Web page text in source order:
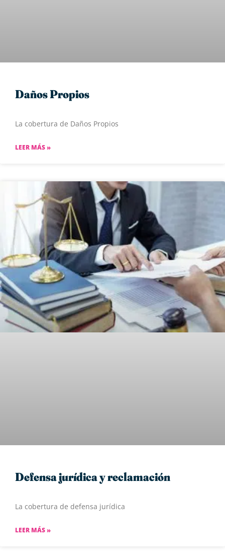
Daños Propios
La cobertura de Daños Propios
LEER MÁS »
Defensa jurídica y reclamación
La cobertura de defensa jurídica
LEER MÁS »